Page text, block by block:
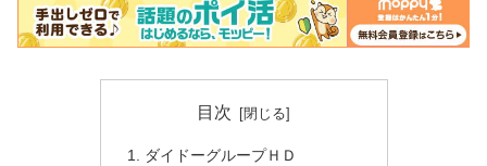
目次
ダイドーグループＨＤ